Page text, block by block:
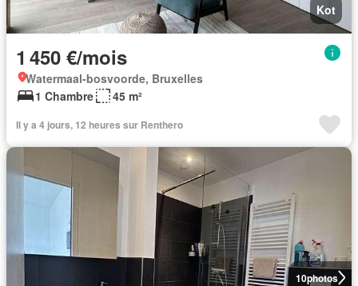
Kot
1 450 €/mois
Watermaal-bosvoorde, Bruxelles
1 Chambre
45 m²
Il y a 4 jours, 12 heures sur Renthero
10photos